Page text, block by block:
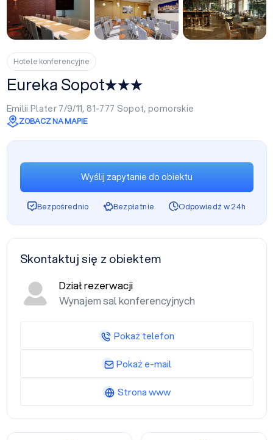
Hotele konferencyjne
Eureka Sopot
Emilii Plater 7/9/11, 81-777 Sopot,pomorskie
ZOBACZ NA MAPIE
Wyślij zapytanie do obiektu
Bezpośrednio Bezpłatnie Odpowiedź w 24h
Skontaktuj się z obiektem
Dział rezerwacji
Wynajem sal konferencyjnych
Pokaż telefon
Pokaż e-mail
Strona www